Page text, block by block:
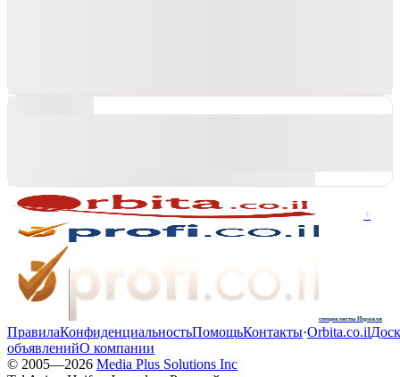
+
специалисты Израиля
ПравилаКонфиденциальностьПомощьКонтакты·Orbita.co.il
объявленийО компании
© 2005—2026 Media Plus Solutions Inc